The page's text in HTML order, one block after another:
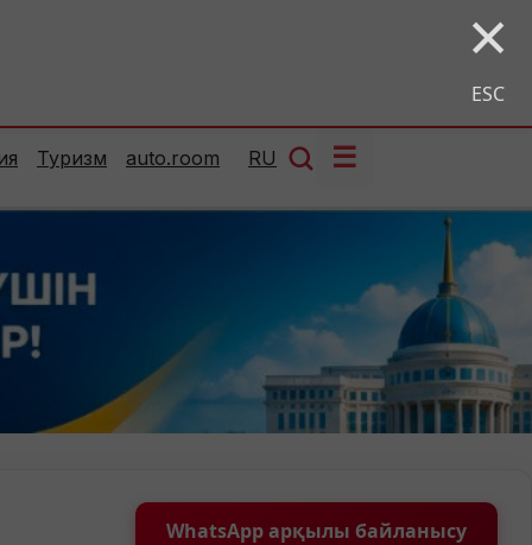
×
ESC
Туризм auto.room RU ☰
WhatsApp арқылы байланысу